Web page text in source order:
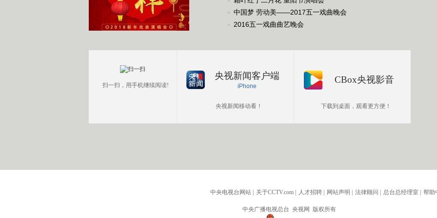
中国梦 劳动美——2017五一戏曲晚会
2016五一戏曲曲艺晚会
扫一扫，用手机继续阅读!
央视新闻客户端
iPhone
央视新闻移动看！
CBox央视影音
下载到桌面，观看更方便！
中央电视台网站 关于CCTV.com 人才招聘 网站声明 法律顾问 总台总经理室 帮助
中央广播电视总台 央视网 版权所有